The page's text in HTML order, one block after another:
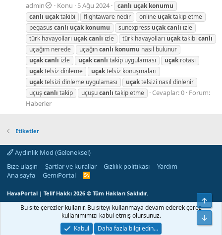
admin Konu 5 Ağu 2024 canlı uçak konumu
canlı uçaktakibi flightaware nedir online uçaktakip etme
pegasus canlı uçak konumu sunexpress uçakcanlı izle
türk havayolları uçakcanlı izle türk havayolları uçaktakibi canlı
uçağım nerede
uçağıncanlı konumu nasıl bulunur
uçakcanlı izle uçakcanlı takip uygulaması uçak rotası
uçaktelsiz dinleme uçaktelsiz konuşmaları
uçaktelsizi dinleme uygulaması uçaktelsizi nasıl dinlenir
uçuş canlı takip uçuşucanlı takip etme Cevaplar: 0 Forum:
Haberler
Etiketler
Aydınlık Mod (Geleneksel)
Bize ulaşın
Şartlar ve kurallar Gizlilik politikası
Yardım
Ana sayfa
GemiPortal
R
S
HavaPortal | Telif Hakkı 2026 © Tüm Hakları Saklıdır.
Bu site çerezler kullanır. Bu siteyi kullanmaya devam ederek çerez
kullanımımızı kabul etmiş olursunuz.
Kabul
Daha fazla bilgi edin…
Üst